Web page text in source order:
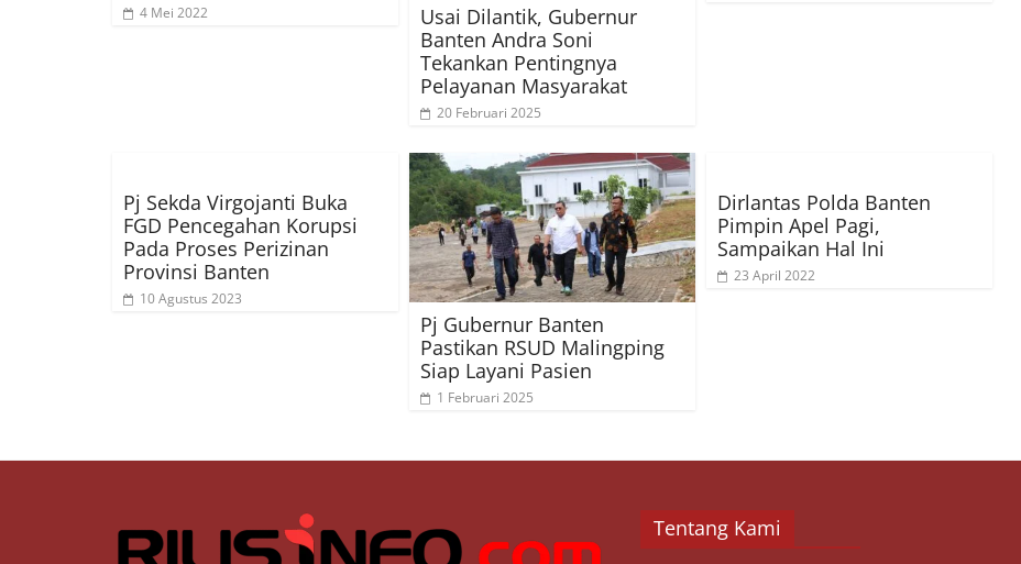
4 Mei 2022
Usai Dilantik, Gubernur
Banten Andra Soni
Tekankan Pentingnya
Pelayanan Masyarakat
20 Februari 2025
Pj Sekda Virgojanti Buka
FGD Pencegahan Korupsi
Pada Proses Perizinan
Provinsi Banten
10 Agustus 2023
Pj Gubernur Banten
Pastikan RSUD Malingping
Siap Layani Pasien
1 Februari 2025
Dirlantas Polda Banten
Pimpin Apel Pagi,
Sampaikan Hal Ini
23 April 2022
Tentang Kami